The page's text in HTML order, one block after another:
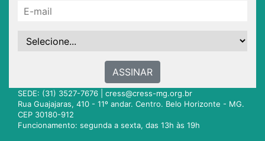
ASSINAR
SEDE: (31) 3527-7676 | cress@cress-mg.org.br
Rua Guajajaras, 410 - 11º andar. Centro. Belo Horizonte - MG.
CEP 30180-912
Funcionamento: segunda a sexta, das 13h às 19h